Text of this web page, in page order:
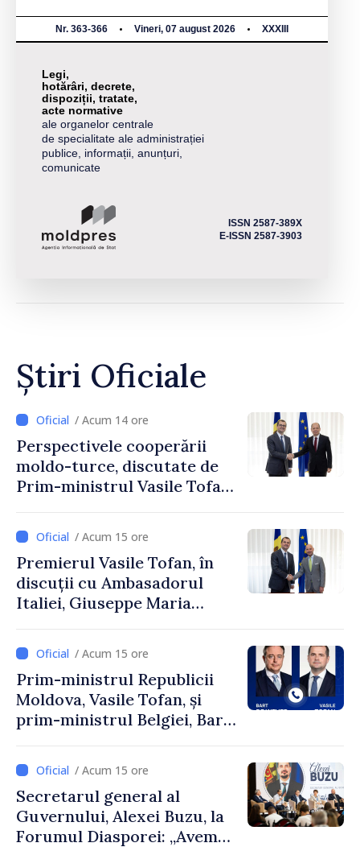
Nr. 363-366 Vineri, 07 august 2026 XXXIII
Legi,
hotărâri, decrete,
dispoziții, tratate,
acte normative
ale organelor centrale
de specialitate ale administrației
publice, informații, anunțuri,
comunicate
ISSN 2587-389X
E-ISSN 2587-3903
Știri Oficiale
/ Acum 14 ore
Perspectivele cooperării
moldo-turce, discutate de
Prim-ministrul Vasile Tofan
Uygar Mustafa Sertel
/ Acum 15 ore
Premierul Vasile Tofan, în
discuții cu Ambasadorul
Italiei, Giuseppe Maria
/ Acum 15 ore
Prim-ministrul Republicii
Moldova, Vasile Tofan, și
prim-ministrul Belgiei, Bart
despre parcursul european
al Republicii Moldova.
/ Acum 15 ore
Secretarul general al
Guvernului, Alexei Buzu, la
Forumul Diasporei: „Avem